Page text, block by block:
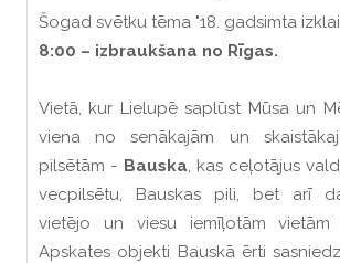
Šogad svētku tēma "18. gadsimta
8:00 – izbraukšana no Rīgas.
Vietā, kur Lielupē saplūst Mūsa un
viena no senākajām un
pilsētām - Bauska, kas ceļotājus
vecpilsētu, Bauskas pili, bet arī
vietējo un viesu iemīļotām vietām
Apskates objekti Bauskā ērti